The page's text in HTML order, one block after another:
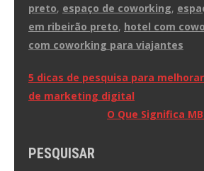
preto, espaço de coworking,
em ribeirão preto, hotel com
com coworking para viajantes
Navegação
de
5 dicas de pesquisa para
de marketing digital
O Que Significa
PESQUISAR